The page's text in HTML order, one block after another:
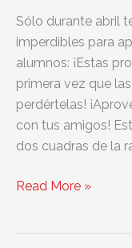
Sólo durante abril
imperdibles para
alumnos: ¡Estas
primera vez que
perdértelas!
con tus amigos!
dos cuadras de la
25%
Read More »